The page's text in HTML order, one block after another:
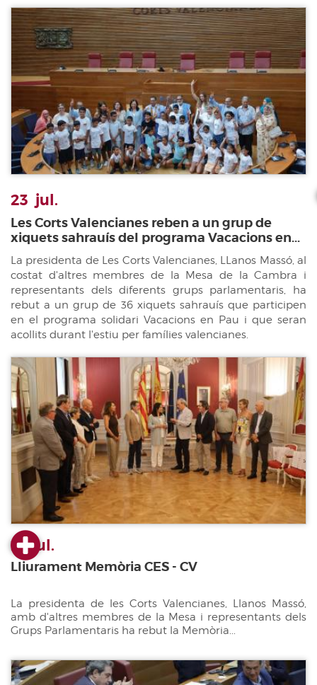
23 jul.
Les Corts Valencianes reben a un grup de
xiquets sahrauís del programa Vacacions en...
La presidenta de Les Corts Valencianes, LLanos Massó, al
costat d'altres membres de la Mesa de la Cambra i
representants dels diferents grups parlamentaris, ha
rebut a un grup de 36 xiquets sahrauís que participen
en el programa solidari Vacacions en Pau i que seran
acollits durant l'estiu per famílies valencianes.
23 jul.
Lliurament Memòria CES - CV
La presidenta de les Corts Valencianes, Llanos Massó,
amb d'altres membres de la Mesa i representants dels
Grups Parlamentaris ha rebut la Memòria...